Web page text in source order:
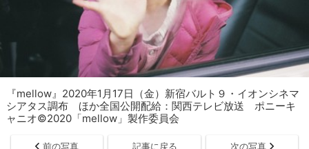
『mellow』2020年1月17日（金）新宿バルト９・イオンシネマ
シアタス調布 ほか全国公開配給：関西テレビ放送 ポニーキ
ャニオ©2020「mellow」製作委員会
前の写真 記事に戻る 次の写真